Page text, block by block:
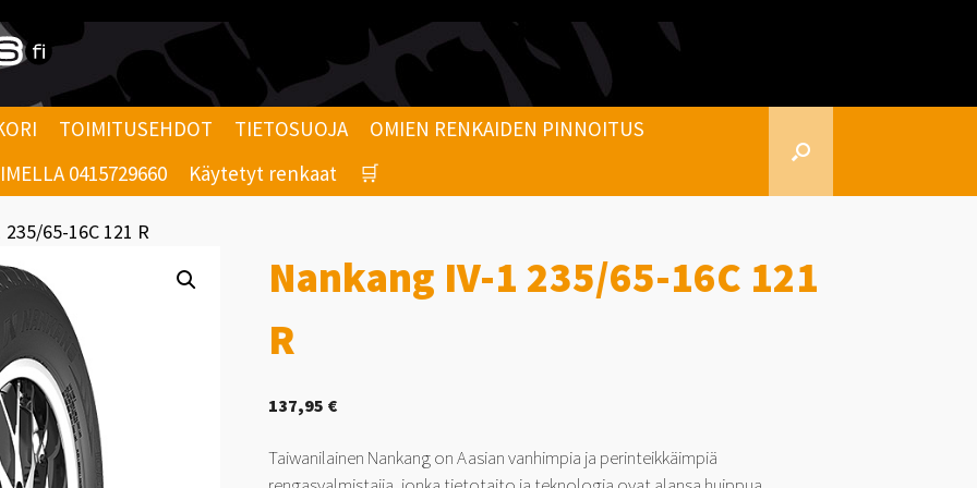
TOIMITUSEHDOT TIETOSUOJA
OMIEN RENKAIDEN PINNOITUS
0415729660 Käytetyt renkaat 🛒
65-16C 121 R
Nankang IV-1 235/65-16C 121
R
137,95 €
Taiwanilainen Nankang on Aasian vanhimpia ja perinteikkäimpiä